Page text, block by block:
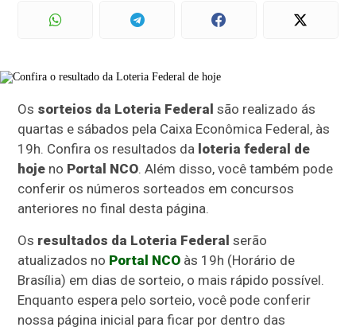
Os sorteios da Loteria Federal são realizado ás
quartas e sábados pela Caixa Econômica Federal, às
19h. Confira os resultados da loteria federal de
hoje no Portal NCO. Além disso, você também pode
conferir os números sorteados em concursos
anteriores no final desta página.
Os resultados da Loteria Federal serão
atualizados no Portal NCO às 19h (Horário de
Brasília) em dias de sorteio, o mais rápido possível.
Enquanto espera pelo sorteio, você pode conferir
nossa página inicial para ficar por dentro das